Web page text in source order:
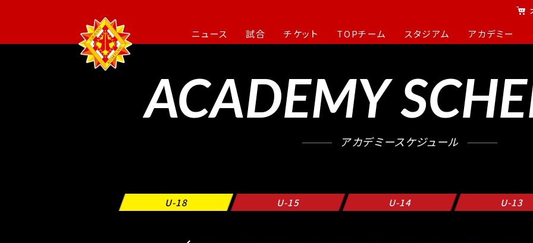
ニュース 試合 チケット TOPチーム スタジアム アカデミー
ACADEMY
アカデミースケジュール
U-18 U-15 U-14 U-13